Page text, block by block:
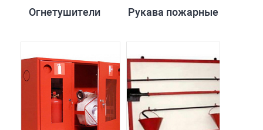
Огнетушители Рукава пожарные